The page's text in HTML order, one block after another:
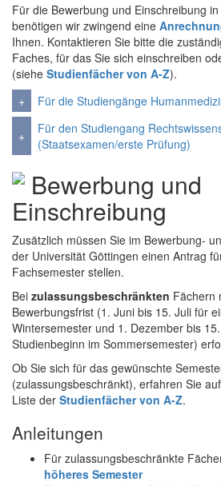
Für die Bewerbung und Einschreibung
benötigen wir zwingend eine
Ihnen. Kontaktieren Sie bitte die
Faches, für das Sie sich einschreiben
(siehe Studienfächer von A-Z).
Für die Studiengänge
Für den Studiengang
(Staatsexamen/erste Prüfung)
Bewerbung und
Einschreibung
Zusätzlich müssen Sie im Bewerbung-
der Universität Göttingen einen Antrag
Fachsemester stellen.
Bei zulassungsbeschränkten Fächern
Bewerbungsfrist (1. Juni bis 15. Juli für
Wintersemester und 1. Dezember bis
Studienbeginn im Sommersemester)
Ob Sie sich für das gewünschte
(zulassungsbeschränkt), erfahren Sie
Liste der Studienfächer von A-Z.
Anleitungen
Für zulassungsbeschränkte
höheres Semester